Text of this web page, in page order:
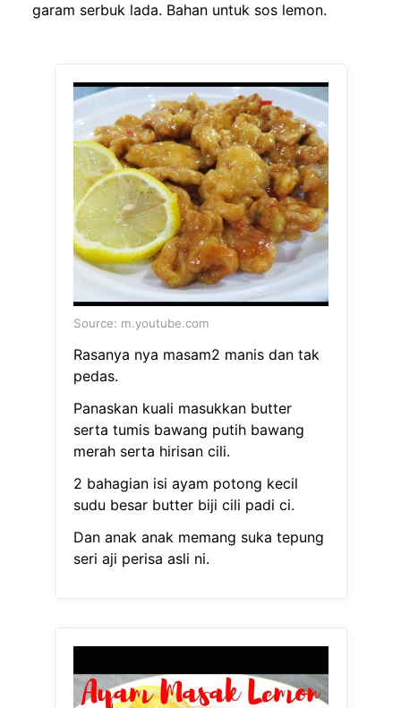
garam serbuk lada. Bahan untuk sos lemon.
Source: m.youtube.com
Rasanya nya masam2 manis dan tak
pedas.
Panaskan kuali masukkan butter
serta tumis bawang putih bawang
merah serta hirisan cili.
2 bahagian isi ayam potong kecil
sudu besar butter biji cili padi ci.
Dan anak anak memang suka tepung
seri aji perisa asli ni.